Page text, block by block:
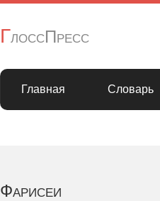
ГлоссПресс
Главная Словарь
Фарисеи